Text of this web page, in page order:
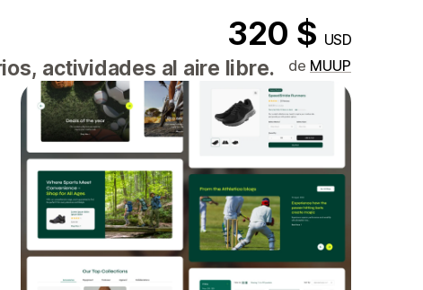
320 $ USD
actividades al aire libre. de MUUP